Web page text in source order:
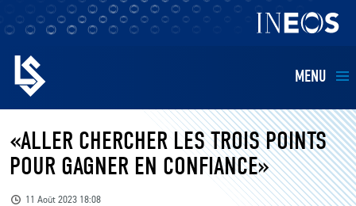
MENU
EQUIPES
BILLETTERIE
«ALLER CHERCHER LES TROIS POINTS
POUR GAGNER EN CONFIANCE»
11 Août 2023 18:08